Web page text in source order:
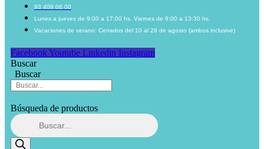
93 409 06 00
Lunes a jueves de 9:00 a 17:00 hs. Viernes de 9:00 a 13:30 hs.
Vacaciones de verano: Cerrados del 10 al 28 de agosto (ambos inclusive)
Facebook Youtube Linkedin Instagram
Buscar
Buscar
Búsqueda de productos